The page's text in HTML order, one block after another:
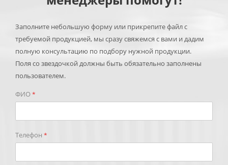
Заполните небольшую форму или прикрепите файл с
требуемой продукцией, мы сразу свяжемся с вами и дадим
полную консультацию по подбору нужной продукции.
Поля со звездочкой должны быть обязательно заполнены
пользователем.
ФИО*
Телефон *